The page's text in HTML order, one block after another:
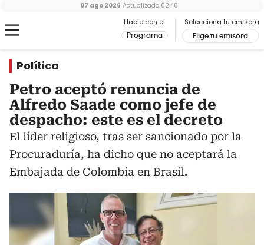
Hable con el
Programa
Selecciona tu emisora
Elige tu emisora
07 ago 2026 Actualizado 02:48
Política
Petro aceptó renuncia de
Alfredo Saade como jefe de
despacho: este es el decreto
El líder religioso, tras ser sancionado por la
Procuraduría, ha dicho que no aceptará la
Embajada de Colombia en Brasil.